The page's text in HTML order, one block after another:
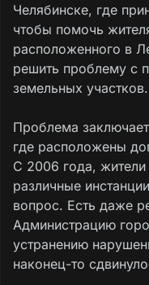
Челябинске, где
чтобы помочь
расположенного в
решить проблему с
земельных участков.
Проблема
где расположены
С 2006 года,
различные
вопрос. Есть даже
Администрацию
устранению
наконец-то